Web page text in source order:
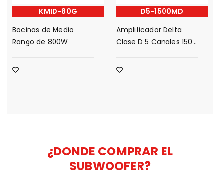
KMID-80G
Bocinas de Medio
Rango de 800W
D5-1500MD
Amplificador Delta
Clase D 5 Canales 1500
¿DONDE COMPRAR EL
SUBWOOFER?